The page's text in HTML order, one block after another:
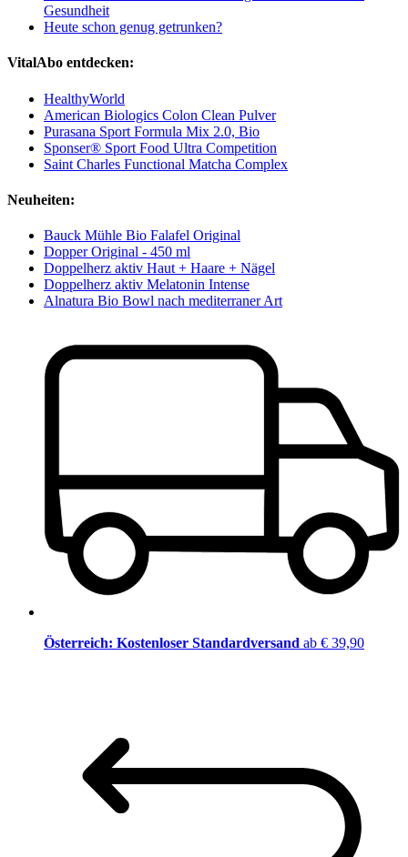
Gesundheit
Heute schon genug getrunken?
VitalAbo entdecken:
HealthyWorld
American Biologics Colon Clean Pulver
Purasana Sport Formula Mix 2.0, Bio
Sponser® Sport Food Ultra Competition
Saint Charles Functional Matcha Complex
Neuheiten:
Bauck Mühle Bio Falafel Original
Dopper Original - 450 ml
Doppelherz aktiv Haut + Haare + Nägel
Doppelherz aktiv Melatonin Intense
Alnatura Bio Bowl nach mediterraner Art
Österreich: Kostenloser Standardversand ab € 39,90